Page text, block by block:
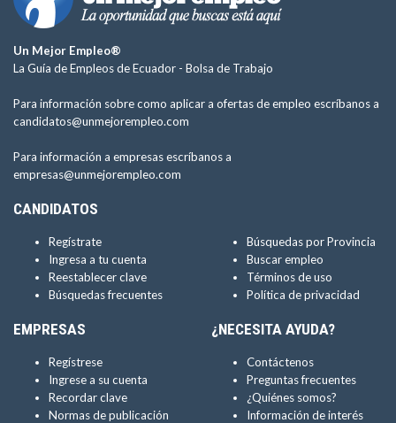
Un Mejor Empleo®
La Guía de Empleos de Ecuador - Bolsa de Trabajo
Para información sobre como aplicar a ofertas de empleo escríbanos a
candidatos@unmejorempleo.com
Para información a empresas escríbanos a
empresas@unmejorempleo.com
CANDIDATOS
Regístrate
Ingresa a tu cuenta
Reestablecer clave
Búsquedas frecuentes
Búsquedas por Provincia
Buscar empleo
Términos de uso
Política de privacidad
EMPRESAS
Regístrese
Ingrese a su cuenta
Recordar clave
Normas de publicación
¿NECESITA AYUDA?
Contáctenos
Preguntas frecuentes
¿Quiénes somos?
Información de interés